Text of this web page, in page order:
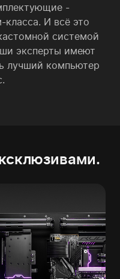
-
И всё это
системой
эксперты имеют
лучший компьютер